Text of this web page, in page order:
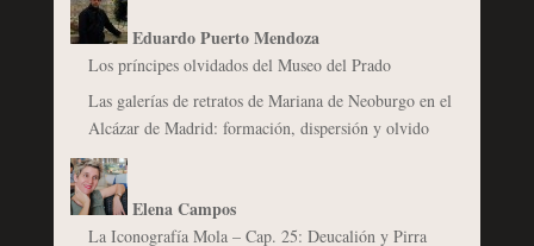
Eduardo Puerto Mendoza
Los príncipes olvidados del Museo del Prado
Las galerías de retratos de Mariana de Neoburgo en el
Alcázar de Madrid: formación, dispersión y olvido
Elena Campos
La Iconografía Mola – Cap. 25: Deucalión y Pirra